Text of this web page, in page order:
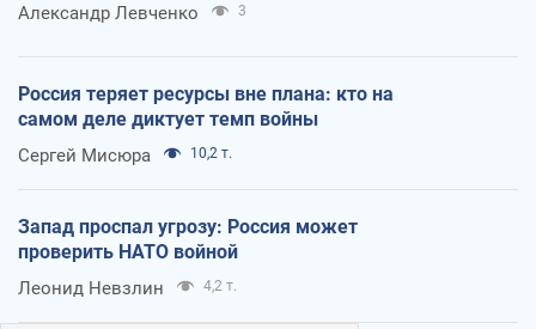
Александр Левченко 3
Россия теряет ресурсы вне плана: кто на
самом деле диктует темп войны
Сергей Мисюра 10,2 т.
Запад проспал угрозу: Россия может
проверить НАТО войной
Леонид Невзлин 4,2 т.